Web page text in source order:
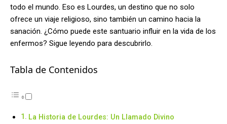
todo el mundo. Eso es Lourdes, un destino que no solo
ofrece un viaje religioso, sino también un camino hacia la
sanación. ¿Cómo puede este santuario influir en la vida de los
enfermos? Sigue leyendo para descubrirlo.
Tabla de Contenidos
La Historia de Lourdes: Un Llamado Divino